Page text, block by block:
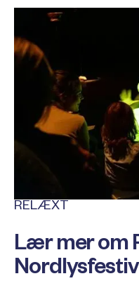
RELÆXT
Lær mer om